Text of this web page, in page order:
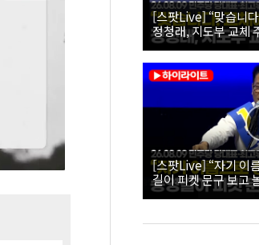
[스팟Live] “맞습니
정청래, 지도부 교체
26.08.09 더불어민주
보 대구·경북 합동연
[스팟Live] “자기 이
길이 피켓 문구 보고
더불어민주당 당대표